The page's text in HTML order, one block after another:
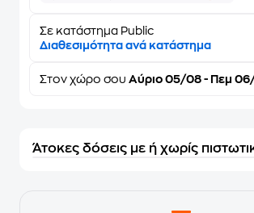
Σε κατάστημα Public
Διαθεσιμότητα ανά κατάστημα
Στον χώρο σου Αύριο 05/08 - Πεμ
Άτοκες δόσεις με ή χωρίς